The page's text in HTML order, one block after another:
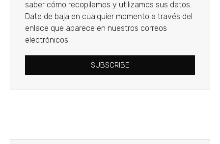
saber cómo recopilamos y utilizamos sus datos.
Date de baja en cualquier momento a través del
enlace que aparece en nuestros correos
electrónicos.
SUBSCRIBE